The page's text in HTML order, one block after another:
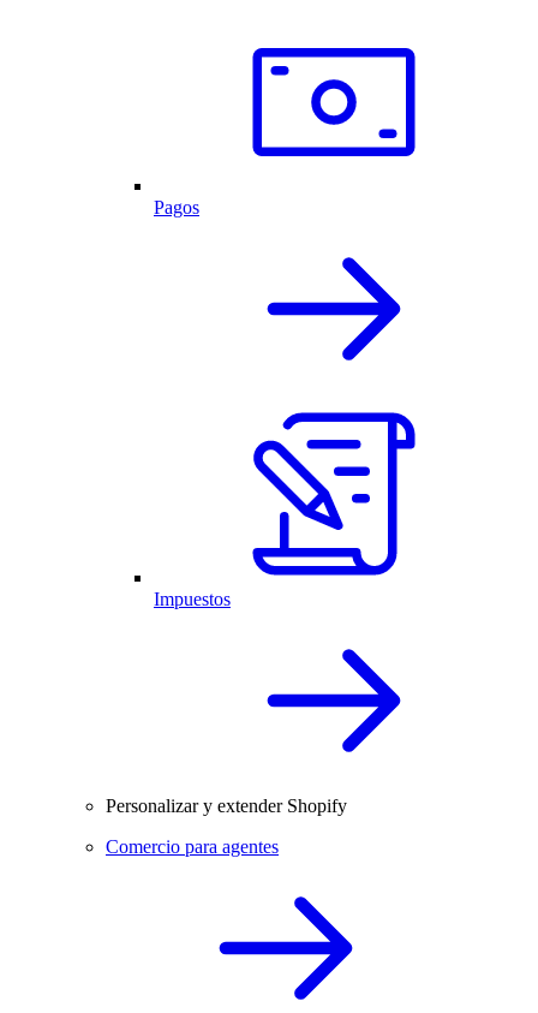
Pagos
Impuestos
Personalizar y extender Shopify
Comercio para agentes